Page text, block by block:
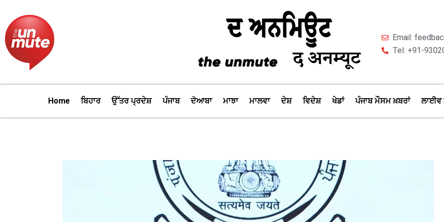
content
Email:
Tel: +91-
Home ਬਿਹਾਰ ਉੱਤਰ ਪ੍ਰਦੇਸ਼ ਪੰਜਾਬ ਦੋਆਬਾ ਮਾਝਾ ਮਾਲਵਾ ਦੇਸ਼ ਵਿਦੇਸ਼ ਖੇਡਾਂ ਪੰਜਾਬ ਮੌਸਮ ਖ਼ਬਰਾਂ ਲਾਈਵ